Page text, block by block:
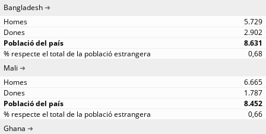
Bangladesh
5.729
2.902
8.631
0,68
Mali
6.665
1.787
8.452
0,66
Ghana